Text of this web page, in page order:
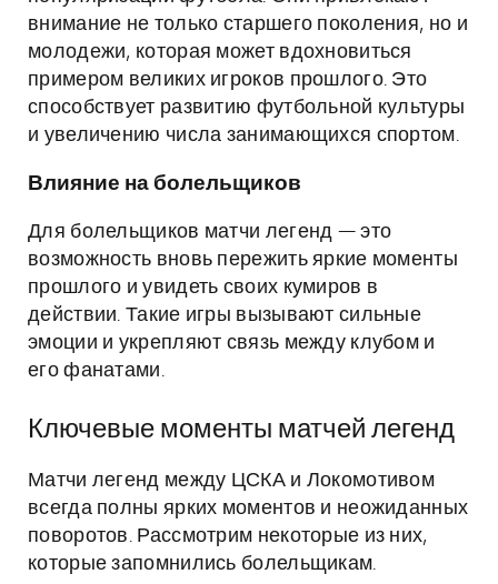
внимание не только старшего поколения, но и
молодежи, которая может вдохновиться
примером великих игроков прошлого. Это
способствует развитию футбольной культуры
и увеличению числа занимающихся спортом.
Влияние на болельщиков
Для болельщиков матчи легенд — это
возможность вновь пережить яркие моменты
прошлого и увидеть своих кумиров в
действии. Такие игры вызывают сильные
эмоции и укрепляют связь между клубом и
его фанатами.
Ключевые моменты матчей легенд
Матчи легенд между ЦСКА и Локомотивом
всегда полны ярких моментов и неожиданных
поворотов. Рассмотрим некоторые из них,
которые запомнились болельщикам.